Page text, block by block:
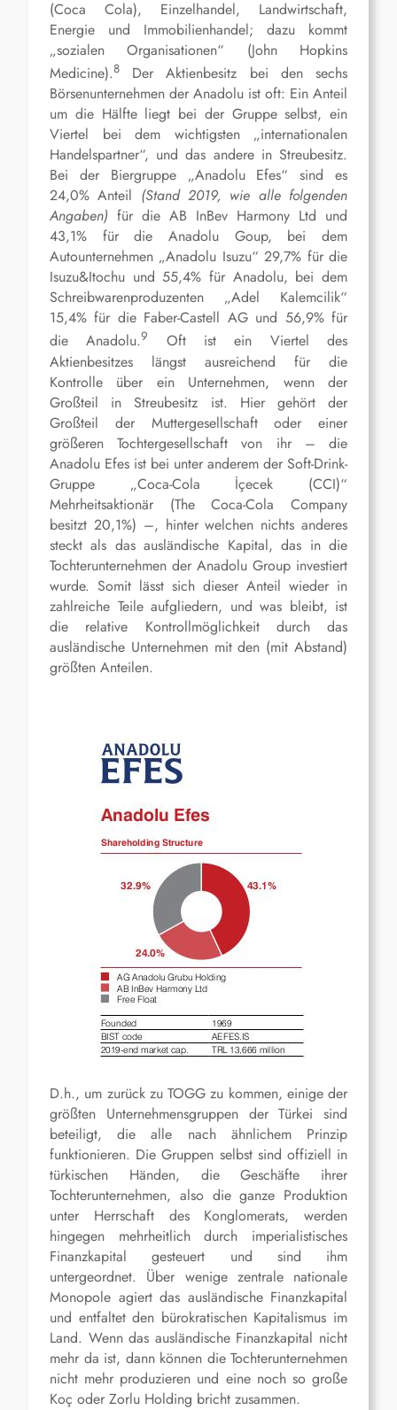
(Coca Cola), Einzelhandel, Landwirtschaft,
Energie und Immobilienhandel; dazu kommt
„sozialen Organisationen“ (John Hopkins
Medicine).8
Der Aktienbesitz bei den sechs
Börsenunternehmen der Anadolu ist oft: Ein Anteil
um die Hälfte liegt bei der Gruppe selbst, ein
Viertel bei dem wichtigsten „internationalen
Handelspartner“, und das andere in Streubesitz.
Bei der Biergruppe „Anadolu Efes“ sind es
24,0% Anteil (Stand 2019, wie alle folgenden
Angaben) für die AB InBev Harmony Ltd und
43,1% für die Anadolu Goup, bei dem
Autounternehmen „Anadolu Isuzu“ 29,7% für die
Isuzu&Itochu und 55,4% für Anadolu, bei dem
Schreibwarenproduzenten „Adel Kalemcilik“
15,4% für die Faber-Castell AG und 56,9% für
die Anadolu.9
Oft ist ein Viertel des
Aktienbesitzes längst ausreichend für die
Kontrolle über ein Unternehmen, wenn der
Großteil in Streubesitz ist. Hier gehört der
Großteil der Muttergesellschaft oder einer
größeren Tochtergesellschaft von ihr – die
Anadolu Efes ist bei unter anderem der Soft-Drink-
Gruppe „Coca‐Cola İçecek (CCI)“
Mehrheitsaktionär (The Coca-Cola Company
besitzt 20,1%) –, hinter welchen nichts anderes
steckt als das ausländische Kapital, das in die
Tochterunternehmen der Anadolu Group investiert
wurde. Somit lässt sich dieser Anteil wieder in
zahlreiche Teile aufgliedern, und was bleibt, ist
die relative Kontrollmöglichkeit durch das
ausländische Unternehmen mit den (mit Abstand)
größten Anteilen.
D.h., um zurück zu TOGG zu kommen, einige der
größten Unternehmensgruppen der Türkei sind
beteiligt, die alle nach ähnlichem Prinzip
funktionieren. Die Gruppen selbst sind offiziell in
türkischen Händen, die Geschäfte ihrer
Tochterunternehmen, also die ganze Produktion
unter Herrschaft des Konglomerats, werden
hingegen mehrheitlich durch imperialistisches
Finanzkapital gesteuert und sind ihm
untergeordnet. Über wenige zentrale nationale
Monopole agiert das ausländische Finanzkapital
und entfaltet den bürokratischen Kapitalismus im
Land. Wenn das ausländische Finanzkapital nicht
mehr da ist, dann können die Tochterunternehmen
nicht mehr produzieren und eine noch so große
Koç oder Zorlu Holding bricht zusammen.